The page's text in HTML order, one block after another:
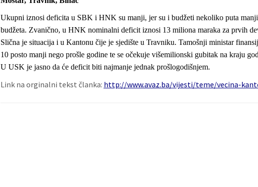
Ukupni iznosi deficita u SBK i HNK su manji, jer su i budžeti nekoliko puta
budžeta. Zvanično, u HNK nominalni deficit iznosi 13 miliona maraka za prvih
Slična je situacija i u Kantonu čije je sjedište u Travniku. Tamošnji ministar
10 posto manji nego prošle godine te se očekuje višemilionski gubitak na kraju
U USK je jasno da će deficit biti najmanje jednak prošlogodišnjem.
Link na orginalni tekst članka: http://www.avaz.ba/vijesti/teme/vecina-